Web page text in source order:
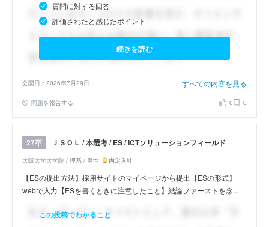
質問に対する回答
評価されたと感じたポイント
続きを読む
公開日：2026年7月29日 すべての内容を見る
問題を報告する 0 0
27卒 ＪＳＯＬ / 本選考 / ES / ICTソリューションフィールド
大阪大学大学院 / 理系 / 男性 内定入社
【ESの提出方法】採用サイトのマイページから提出【ESの形式】
webで入力【ESを書くときに注意したこと】結論ファーストを念...
この投稿でわかること